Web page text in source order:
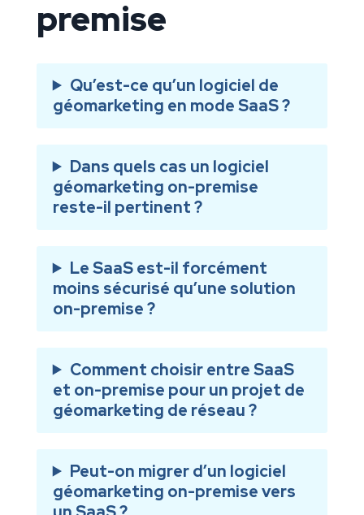
premise
Qu’est-ce qu’un logiciel de
géomarketing en mode SaaS ?
Dans quels cas un logiciel
géomarketing on-premise
reste-il pertinent ?
Le SaaS est-il forcément
moins sécurisé qu’une solution
on-premise ?
Comment choisir entre SaaS
et on-premise pour un projet de
géomarketing de réseau ?
Peut-on migrer d’un logiciel
géomarketing on-premise vers